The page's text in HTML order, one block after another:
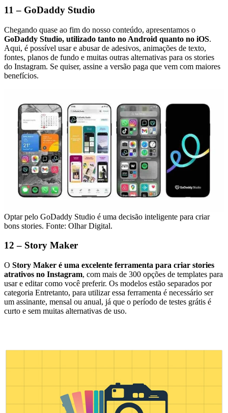
11 – GoDaddy Studio
Chegando quase ao fim do nosso conteúdo, apresentamos o
GoDaddy Studio, utilizado tanto no Android quanto no iOS.
Aqui, é possível usar e abusar de adesivos, animações de texto,
fontes, planos de fundo e muitas outras alternativas para os stories
do Instagram. Se quiser, assine a versão paga que vem com maiores
benefícios.
Optar pelo GoDaddy Studio é uma decisão inteligente para criar
bons stories. Fonte: Olhar Digital.
12 – Story Maker
O Story Maker é uma excelente ferramenta para criar stories
atrativos no Instagram, com mais de 300 opções de templates para
usar e editar como você preferir. Os modelos estão separados por
categoria Entretanto, para utilizar essa ferramenta é necessário ser
um assinante, mensal ou anual, já que o período de testes grátis é
curto e sem muitas alternativas de uso.